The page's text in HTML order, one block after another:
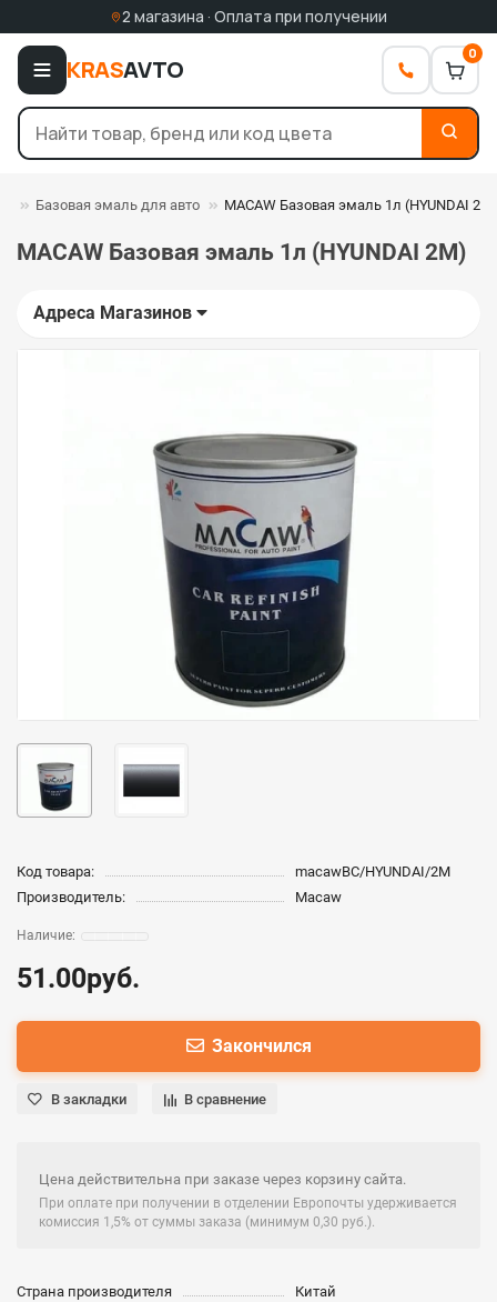
2 магазина · Оплата при получении
KRASAVTO
0
Базовая эмаль для авто MACAW Базовая эмаль 1л (HYUNDAI 2M)
MACAW Базовая эмаль 1л (HYUNDAI 2M)
Адреса Магазинов
Код товара:
macawBC/HYUNDAI/2M
Производитель:
Macaw
51.00руб.
Закончился
В закладки В сравнение
Цена действительна при заказе через корзину сайта.
При оплате при получении в отделении Европочты удерживается
комиссия 1,5% от суммы заказа (минимум 0,30 руб.).
Страна производителя
Китай